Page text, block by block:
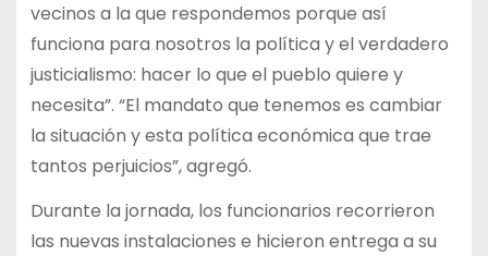
vecinos a la que respondemos porque así
funciona para nosotros la política y el verdadero
justicialismo: hacer lo que el pueblo quiere y
necesita”. “El mandato que tenemos es cambiar
la situación y esta política económica que trae
tantos perjuicios”, agregó.
Durante la jornada, los funcionarios recorrieron
las nuevas instalaciones e hicieron entrega a su